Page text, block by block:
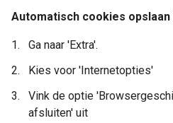
Automatisch cookies
Ga naar 'Extra'.
Kies voor 'Internetopties'
Vink de optie
afsluiten' uit